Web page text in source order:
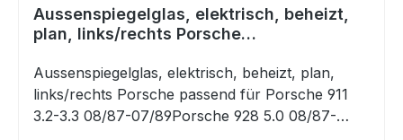
Aussenspiegelglas, elektrisch, beheizt,
plan, links/rechts Porsche
Aussenspiegelglas, elektrisch, beheizt, plan,
links/rechts Porsche passend für Porsche 911
3.2-3.3 08/87-07/89Porsche 928 5.0 08/87-